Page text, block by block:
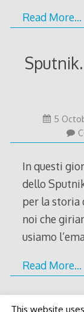
Read More…
5
In questi
dello
per la storia
noi che
usiamo
Read More…
This website